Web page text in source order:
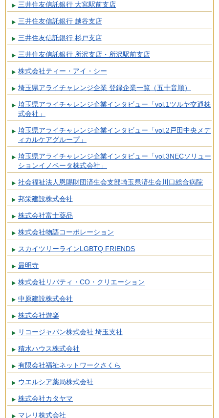
三井住友信託銀行 大宮駅前支店
三井住友信託銀行 越谷支店
三井住友信託銀行 杉戸支店
三井住友信託銀行 所沢支店・所沢駅前支店
株式会社ティー・アイ・シー
埼玉県アライチャレンジ企業 登録企業一覧（五十音順）
埼玉県アライチャレンジ企業インタビュー「vol.1ツルヤ交通株
式会社」
埼玉県アライチャレンジ企業インタビュー「vol.2戸田中央メデ
ィカルケアグループ」
埼玉県アライチャレンジ企業インタビュー「vol.3NECソリュー
ションイノベータ株式会社」
社会福祉法人恩賜財団済生会支部埼玉県済生会川口総合病院
邦栄建設株式会社
株式会社富士薬品
株式会社物語コーポレーション
スカイツリーラインLGBTQ FRIENDS
最明寺
株式会社リバティ・CO・クリエーション
中原建設株式会社
株式会社遊楽
リコージャパン株式会社 埼玉支社
積水ハウス株式会社
有限会社福祉ネットワークさくら
ウエルシア薬局株式会社
株式会社カタヤマ
マレリ株式会社